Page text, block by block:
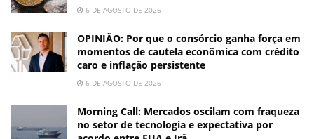
6 DE AGOSTO DE 2026
OPINIÃO: Por que o consórcio ganha força em
momentos de cautela econômica com crédito
caro e inflação persistente
6 DE AGOSTO DE 2026
Morning Call: Mercados oscilam com fraqueza
no setor de tecnologia e expectativa por